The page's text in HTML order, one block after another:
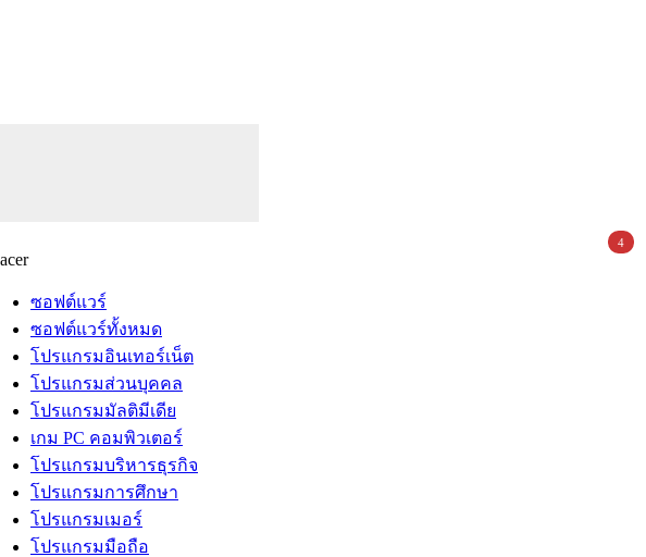
ซอฟต์แวร์
ซอฟต์แวร์ทั้งหมด
โปรแกรมอินเทอร์เน็ต
โปรแกรมส่วนบุคคล
โปรแกรมมัลติมีเดีย
เกม PC คอมพิวเตอร์
โปรแกรมบริหารธุรกิจ
โปรแกรมการศึกษา
โปรแกรมเมอร์
โปรแกรมมือถือ
4